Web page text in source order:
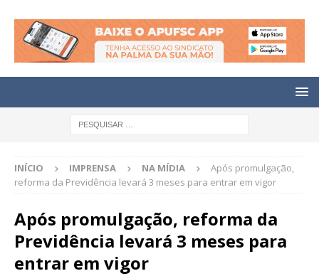
INÍCIO IMPRENSA NA MÍDIA
Após promulgação,
reforma da Previdência levará 3 meses para entrar em vigor
Após promulgação, reforma da
Previdência levará 3 meses para
entrar em vigor